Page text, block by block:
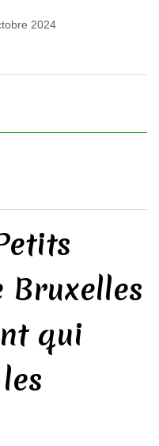
2024
Bruxelles
qui